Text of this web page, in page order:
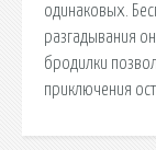
одинаковых.
разгадывания
бродилки
приключения